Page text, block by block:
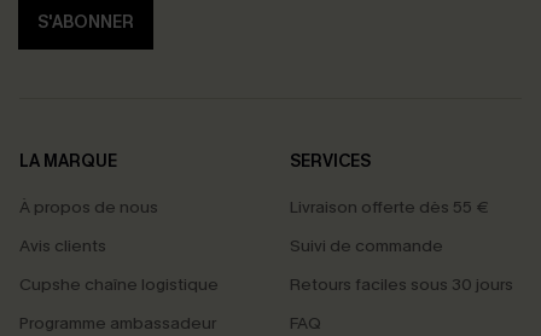
S'ABONNER
LA MARQUE
À propos de nous
Avis clients
Cupshe chaîne logistique
Programme ambassadeur
SERVICES
Livraison offerte dès 55 €
Suivi de commande
Retours faciles sous 30 jours
FAQ